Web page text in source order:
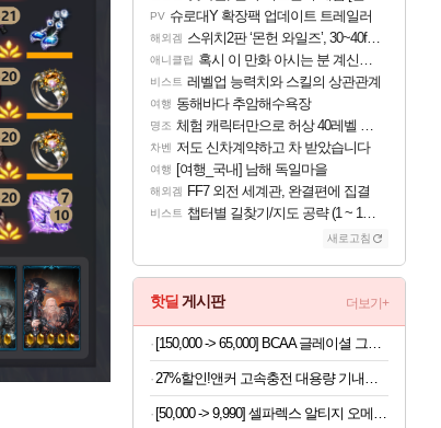
PV 슈로대Y 확장팩 업데이트 트레일러
해외겜 스위치2판 ‘몬헌 와일즈’, 30~40fps 목표 추정
애니클립 혹시 이 만화 아시는 분 계신가요
비스트 레벨업 능력치와 스킬의 상관관계
여행 동해바다 추암해수욕장
명조 체험 캐릭터만으로 허상 40레벨 하이와티아 5분 컷!｜에이메스·린네·모니에 명함
차벤 저도 신차계약하고 차 받았습니다
여행 [여행_국내] 남해 독일마을
해외겜 FF7 외전 세계관, 완결편에 집결
비스트 챕터별 길찾기/지도 공략 (1 ~ 12장)
새로고침
핫딜 게시판 더보기+